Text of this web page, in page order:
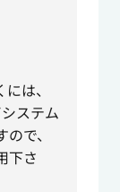
は、
ステム
で、
下さ